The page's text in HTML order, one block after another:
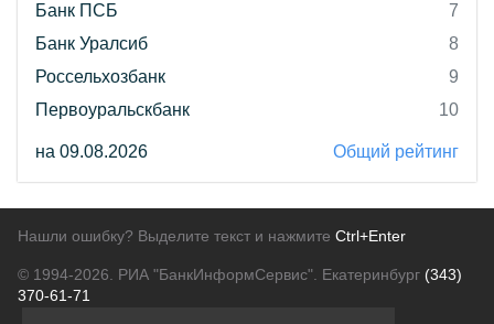
Банк ПСБ
7
Банк Уралсиб
8
Россельхозбанк
9
Первоуральскбанк
10
на 09.08.2026 Общий рейтинг
Нашли ошибку? Выделите текст и нажмите Ctrl+Enter
© 1994-2026. РИА "БанкИнформСервис". Екатеринбург (343)
370-61-71